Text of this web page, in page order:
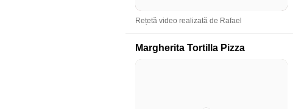
Rețetă video realizată de Rafael
Margherita Tortilla Pizza